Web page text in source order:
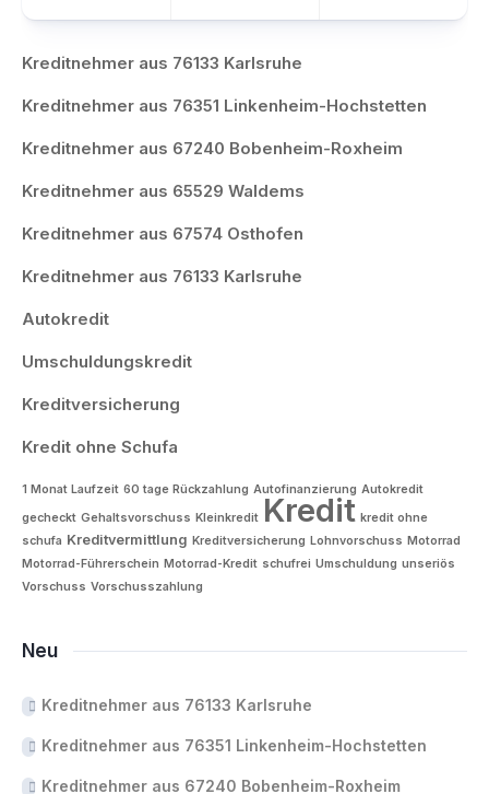
Kreditnehmer aus 76133 Karlsruhe
Kreditnehmer aus 76351 Linkenheim-Hochstetten
Kreditnehmer aus 67240 Bobenheim-Roxheim
Kreditnehmer aus 65529 Waldems
Kreditnehmer aus 67574 Osthofen
Kreditnehmer aus 76133 Karlsruhe
Autokredit
Umschuldungskredit
Kreditversicherung
Kredit ohne Schufa
1 Monat Laufzeit 60 tage Rückzahlung Autofinanzierung Autokredit
gecheckt Gehaltsvorschuss Kleinkredit Kredit kredit ohne
schufa Kreditvermittlung Kreditversicherung Lohnvorschuss Motorrad
Motorrad-Führerschein Motorrad-Kredit schufrei Umschuldung unseriös
Vorschuss Vorschusszahlung
Neu
Kreditnehmer aus 76133 Karlsruhe
Kreditnehmer aus 76351 Linkenheim-Hochstetten
Kreditnehmer aus 67240 Bobenheim-Roxheim